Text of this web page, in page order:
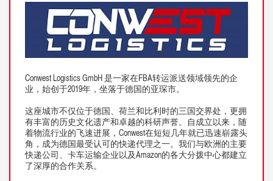
Conwest Logistics GmbH 是一家在FBA转运派送领域领先的企
业，始创于2019年，坐落于德国的亚琛市。
这座城市不仅位于德国、荷兰和比利时的三国交界处，更拥
有丰富的历史文化遗产和卓越的科研声誉。自成立以来，随
着物流行业的飞速进展，Conwest在短短几年就已迅速崭露头
角，成为德国最受认可的快递代理之一。我们与欧洲的主要
快递公司、卡车运输企业以及Amazon的各大分拨中心都建立
了深厚的合作关系。